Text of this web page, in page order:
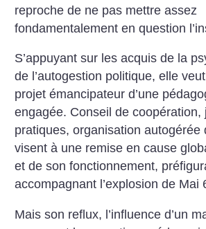
reproche de ne pas mettre assez
fondamentalement en question
S’appuyant sur les acquis de la
de l’autogestion politique, elle
projet émancipateur d’une
engagée. Conseil de coopération,
pratiques, organisation autogérée
visent à une remise en cause
et de son fonctionnement,
accompagnant l’explosion de Mai
Mais son reflux, l’influence d’un